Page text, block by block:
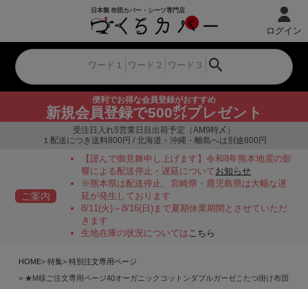
便利でお得な会員登録がおすすめ
新規会員登録で500㌽プレゼント
ログイン
受注日入れ5営業日目出荷予定（AM9時〆）
１配送につき送料800円 / 北海道・沖縄・離島へは別途800円
ご案内
【謹んで御見舞申し上げます】令和8年熊本地震の影
響による配送停止・遅延についてお知らせ
※熊本県は配送停止、宮崎県・鹿児島県は大幅な遅
延が発生しております
8/11(火)～8/16(日)まで夏期休業期間とさせていただ
きます
生地在庫の状況についてはこちら
HOME 特集
特別注文専用ページ
★M様ご注文専用ページ40オーガニックコットンダブルガーゼこたつ掛け布団